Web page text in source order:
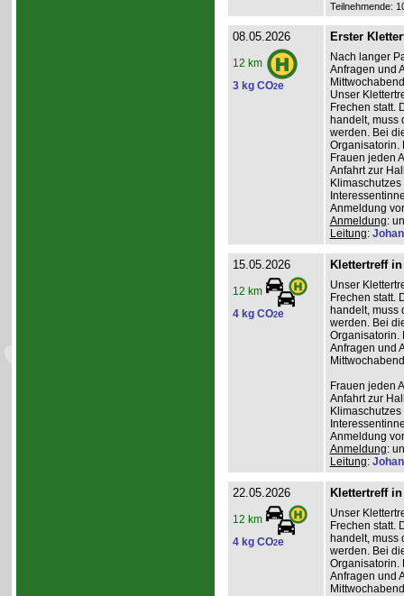
Teilnehmende:
08.05.2026
12 km
3 kg CO2e
Erster
Nach langer
Anfragen und
Unser
Frechen statt.
handelt, muss
werden. Bei
Organisatorin.
Frauen jeden
Anfahrt zur
Anmeldung
Anmeldung:
Leitung:
15.05.2026
12 km
4 kg CO2e
Klettertreff
Unser
Frechen statt.
handelt, muss
werden. Bei
Organisatorin.
Anfragen und
Frauen jeden
Anfahrt zur
Anmeldung
Anmeldung:
Leitung:
22.05.2026
12 km
4 kg CO2e
Klettertreff
Unser
Frechen statt.
handelt, muss
werden. Bei
Organisatorin.
Anfragen und